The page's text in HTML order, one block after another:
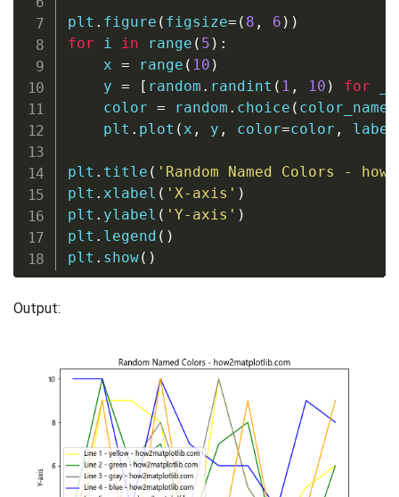
plt . figure ( figsize= ( 8 , 6 ) )
for i in range ( 5 ) :
    x
= range ( 10 )
    y
= [ random . randint ( 1 , 10 ) for
    color
= random . choice ( color_names
    plt
. plot ( x , y , color=color , label
plt . title ( 'Random Named Colors -
plt . xlabel ( 'X-axis' )
plt . ylabel ( 'Y-axis' )
plt . legend ( )
plt . show( )
Output: